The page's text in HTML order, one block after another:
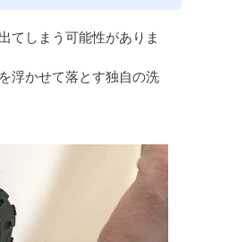
てしまう可能性がありま
浮かせて落とす独自の洗